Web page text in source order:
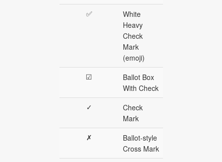
✅
White
Heavy
Check
Mark
(emoji)
☑
Ballot Box
With Check
✓
Check
Mark
✗
Ballot-style
Cross Mark